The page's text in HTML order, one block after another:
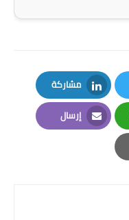
مشاركة
LinkedIn
إرسال
Email